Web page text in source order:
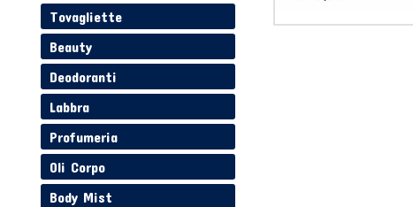
Tovagliette
Beauty
Deodoranti
Labbra
Profumeria
Oli Corpo
Body Mist